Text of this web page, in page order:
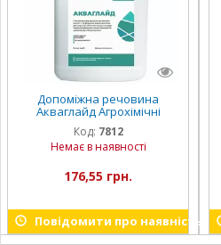
Допоміжна речовина
Акваглайд Агрохімічні
технології (5 л)
Код: 7812
Немає в наявності
176,55 грн.
Повідомити про наявність